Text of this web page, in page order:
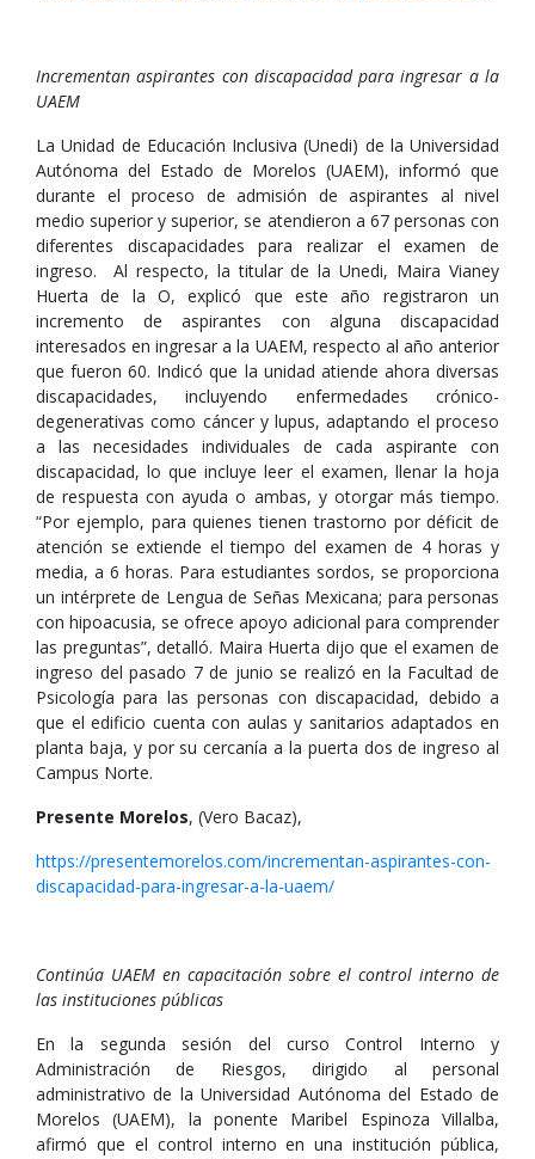
Incrementan aspirantes con discapacidad para ingresar a la
UAEM
La Unidad de Educación Inclusiva (Unedi) de la Universidad
Autónoma del Estado de Morelos (UAEM), informó que
durante el proceso de admisión de aspirantes al nivel
medio superior y superior, se atendieron a 67 personas con
diferentes discapacidades para realizar el examen de
ingreso. Al respecto, la titular de la Unedi, Maira Vianey
Huerta de la O, explicó que este año registraron un
incremento de aspirantes con alguna discapacidad
interesados en ingresar a la UAEM, respecto al año anterior
que fueron 60. Indicó que la unidad atiende ahora diversas
discapacidades, incluyendo enfermedades crónico-
degenerativas como cáncer y lupus, adaptando el proceso
a las necesidades individuales de cada aspirante con
discapacidad, lo que incluye leer el examen, llenar la hoja
de respuesta con ayuda o ambas, y otorgar más tiempo.
“Por ejemplo, para quienes tienen trastorno por déficit de
atención se extiende el tiempo del examen de 4 horas y
media, a 6 horas. Para estudiantes sordos, se proporciona
un intérprete de Lengua de Señas Mexicana; para personas
con hipoacusia, se ofrece apoyo adicional para comprender
las preguntas”, detalló. Maira Huerta dijo que el examen de
ingreso del pasado 7 de junio se realizó en la Facultad de
Psicología para las personas con discapacidad, debido a
que el edificio cuenta con aulas y sanitarios adaptados en
planta baja, y por su cercanía a la puerta dos de ingreso al
Campus Norte.
Presente Morelos, (Vero Bacaz),
https://presentemorelos.com/incrementan-aspirantes-con-
discapacidad-para-ingresar-a-la-uaem/
Continúa UAEM en capacitación sobre el control interno de
las instituciones públicas
En la segunda sesión del curso Control Interno y
Administración de Riesgos, dirigido al personal
administrativo de la Universidad Autónoma del Estado de
Morelos (UAEM), la ponente Maribel Espinoza Villalba,
afirmó que el control interno en una institución pública,